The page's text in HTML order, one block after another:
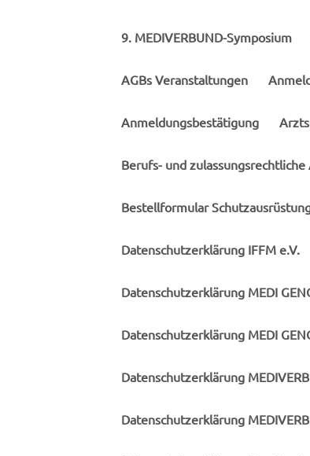
9. MEDIVERBUND-Symposium
AGBs Veranstaltungen
Anmeldungsbestätigung
Berufs- und zulassungsrechtliche
Bestellformular
Datenschutzerklärung IFFM e.V.
Datenschutzerklärung MEDI
Datenschutzerklärung MEDI
Datenschutzerklärung
Datenschutzerklärung